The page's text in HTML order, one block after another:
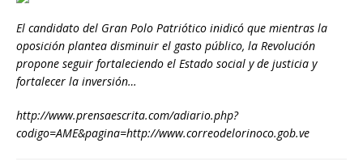
El candidato del Gran Polo Patriótico inidicó que mientras la
oposición plantea disminuir el gasto público, la Revolución
propone seguir fortaleciendo el Estado social y de justicia y
fortalecer la inversión…
http://www.prensaescrita.com/adiario.php?
codigo=AME&pagina=http://www.correodelorinoco.gob.ve